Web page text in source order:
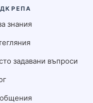
знания
задавани въпроси